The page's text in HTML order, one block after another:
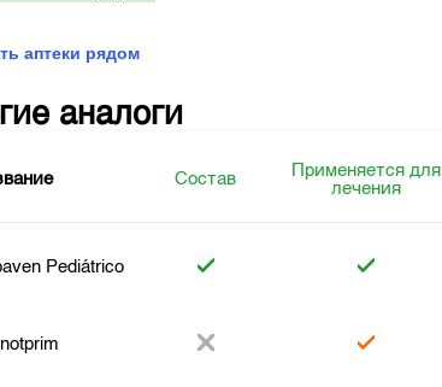
аптеки рядом
аналоги
Состав
Применяется для
лечения
Pediátrico